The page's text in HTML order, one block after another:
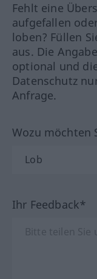
Fehlt eine
aufgefallen
loben? Füllen
aus. Die
optional und
Datenschutz
Anfrage.
Wozu möchten
Ihr Feedback*